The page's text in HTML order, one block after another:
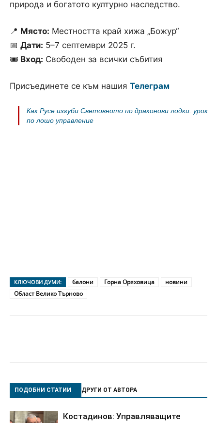
природа и богатото културно наследство.
📍 Място: Местността край хижа „Божур“
📅 Дати: 5–7 септември 2025 г.
🎟 Вход: Свободен за всички събития
Присъединете се към нашия Телеграм
Как Русе изгуби Световното по драконови лодки: урок
по лошо управление
КЛЮЧОВИ ДУМИ: балони Горна Оряховица
новини
Област Велико Търново
ПОДОБНИ СТАТИИ ДРУГИ ОТ АВТОРА
Костадинов: Управляващите